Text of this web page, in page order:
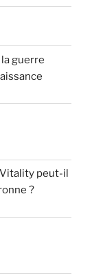
guerre
peut-il
?